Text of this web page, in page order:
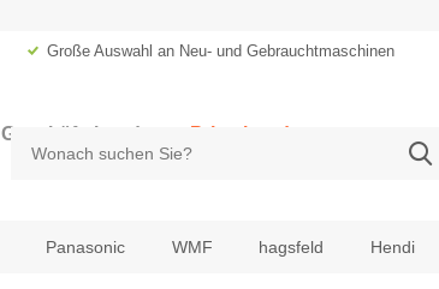
Große Auswahl an Neu- und Gebrauchtmaschinen
Geschäftskunde
zzgl. MwSt.
Privatkunde
Panasonic WMF hagsfeld Hendi